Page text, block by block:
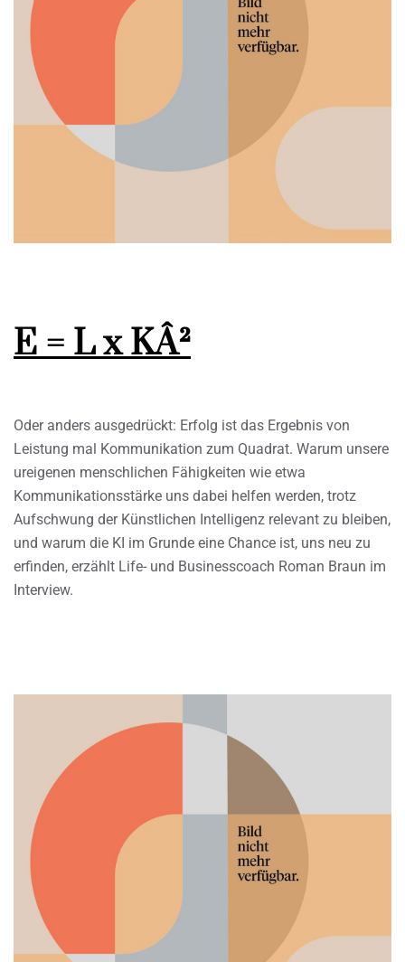
E = L x KÂ²
Oder anders ausgedrückt: Erfolg ist das Ergebnis von
Leistung mal Kommunikation zum Quadrat. Warum unsere
ureigenen menschlichen Fähigkeiten wie etwa
Kommunikationsstärke uns dabei helfen werden, trotz
Aufschwung der Künstlichen Intelligenz relevant zu bleiben,
und warum die KI im Grunde eine Chance ist, uns neu zu
erfinden, erzählt Life- und Businesscoach Roman Braun im
Interview.